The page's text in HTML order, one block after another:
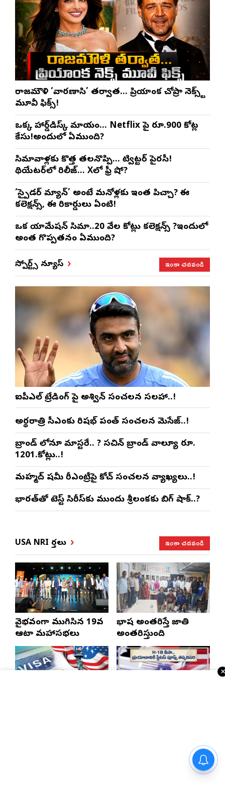
రాజమౌళి ‘వారణాసి’ తర్వాత… ప్రియాంక చోప్రా నెక్స్ట్
మూవీ ఫిక్స్!
ఒక్క హార్డ్‌డిస్క్ మాయం… Netflix పై రూ.900 కోట్ల
కేసు!అందులో ఏముంది?
సినిమావాళ్లకు కొత్త తలనొప్పి… ట్విట్టర్ పైరసీ!
థియేటర్‌లో రిలీజ్… Xలో ఫ్రీ షో?
‘స్పైడర్ మ్యాన్’ అంటే మనోళ్లకు ఇంత పిచ్చా? ఈ
కలెక్షన్స్, ఈ రికార్డులు ఏంటి!
ఒక యానిమేషన్ సినిమా..20 వేల కోట్లు కలెక్షన్స్ ?ఇందులో
అంత గొప్పతనం ఏముంది?
స్పోర్ట్స్ న్యూస్ ఇంకా చదవండి
ఐపీఎల్ ట్రేడింగ్ పై అశ్విన్ సంచలన సలహా..!
అర్థరాత్రి సీఎంకు రిషభ్ పంత్ సంచలన మెసేజ్..!
బ్రాండ్ లోనూ మాస్టరే.. ? సచిన్ బ్రాండ్ వాల్యూ రూ.
1201.కోట్లు..!
మహ్మద్ షమీ రీఎంట్రీపై కోచ్ సంచలన వ్యాఖ్యలు..!
భారత్‌తో టెస్ట్ సిరీస్‌కు ముందు శ్రీలంకకు బిగ్ షాక్..?
USA NRI వార్తలు ఇంకా చదవండి
వైభవంగా ముగిసిన 19వ
ఆటా మహాసభలు
భాష అంతరిస్తే జాతి
అంతరిస్తుంది